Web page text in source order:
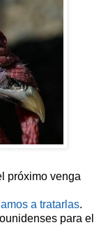
próximo venga
a tratarlas.
para el